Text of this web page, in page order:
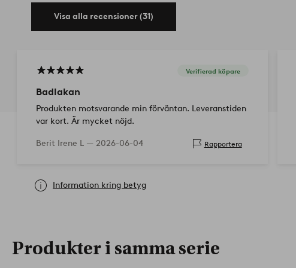
Visa alla recensioner (31)
Verifierad köpare
Badlakan
Produkten motsvarande min förväntan. Leveranstiden
var kort. Är mycket nöjd.
Berit Irene L — 2026-06-04 Rapportera
Information kring betyg
Produkter i samma serie